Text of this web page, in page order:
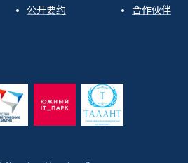
公开要约
合作伙伴